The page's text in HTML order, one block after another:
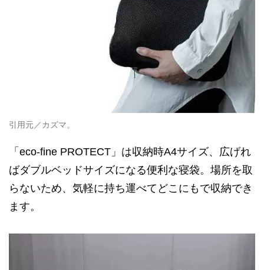
引用元／カズマ。
「eco-fine PROTECT」は収納時A4サイズ、広げれ
ばダブルベッドサイズになる便利な寝袋。場所を取
らないため、気軽に持ち運べてどこにもで収納でき
ます。